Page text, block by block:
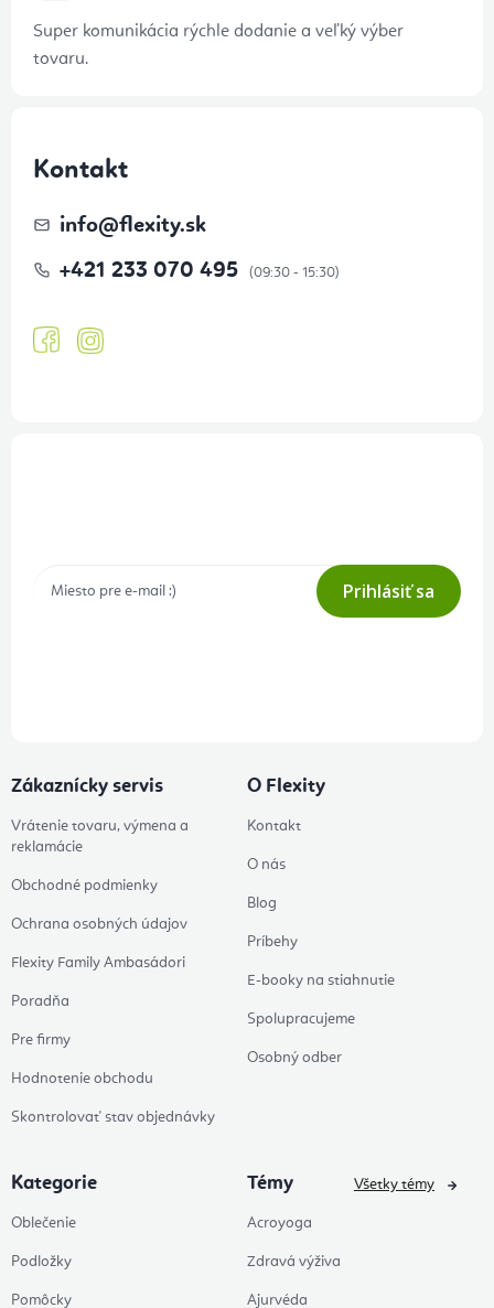
Super komunikácia rýchle dodanie a veľký výber
tovaru.
Kontakt
info@flexity.sk
+421 233 070 495
Prihlásiť sa
Zákaznícky servis
Vrátenie tovaru, výmena a
reklamácie
Obchodné podmienky
Ochrana osobných údajov
Flexity Family Ambasádori
Poradňa
Pre firmy
Hodnotenie obchodu
Skontrolovať stav objednávky
O Flexity
Kontakt
O nás
Blog
Príbehy
E-booky na stiahnutie
Spolupracujeme
Osobný odber
Kategorie
Oblečenie
Podložky
Pomôcky
Témy
Acroyoga
Zdravá výživa
Ajurvéda
Všetky témy